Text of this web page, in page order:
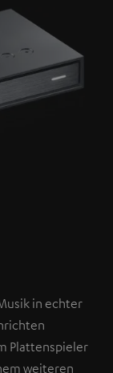
in echter
Plattenspieler
weiteren